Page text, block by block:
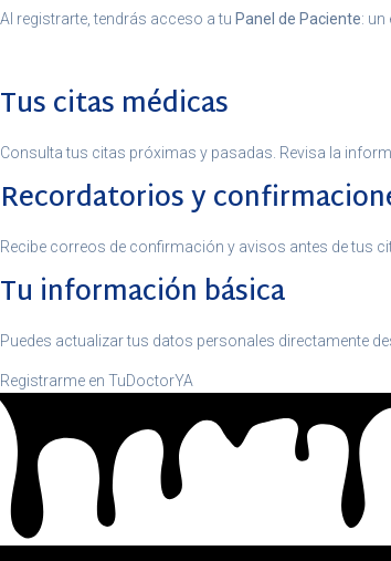
Al registrarte, tendrás acceso a tu Panel de Paciente:
Tus citas médicas
Consulta tus citas próximas y pasadas. Revisa la
Recordatorios y
Recibe correos de confirmación y avisos antes de tus
Tu información básica
Puedes actualizar tus datos personales directamente
Registrarme en TuDoctorYA